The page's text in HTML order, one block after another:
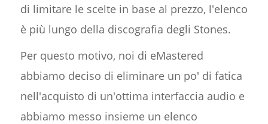
di limitare le scelte in base al prezzo, l'elenco
è più lungo della discografia degli Stones.
Per questo motivo, noi di eMastered
abbiamo deciso di eliminare un po' di fatica
nell'acquisto di un'ottima interfaccia audio e
abbiamo messo insieme un elenco